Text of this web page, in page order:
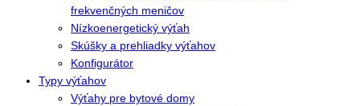
frekvenčných meničov
Nízkoenergetický výťah
Skúšky a prehliadky výťahov
Konfigurátor
Typy výťahov
Výťahy pre bytové domy